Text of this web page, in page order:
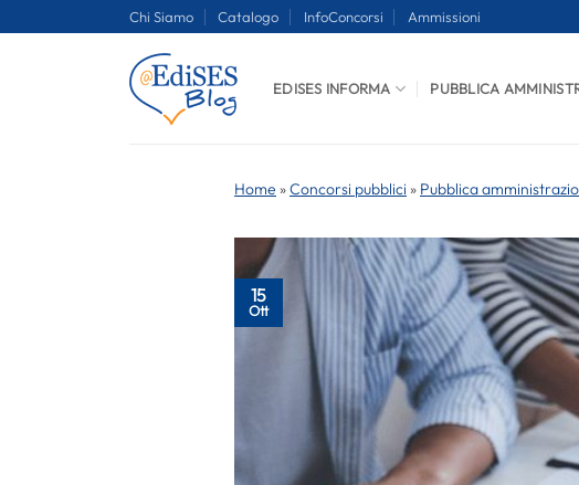
Chi Siamo Catalogo InfoConcorsi Ammissioni
EDISES INFORMA PUBBLICA
Home »Concorsi pubblici » Pubblica
15
Ott